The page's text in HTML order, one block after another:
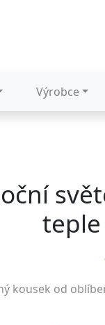
Výrobce
teple
kousek od